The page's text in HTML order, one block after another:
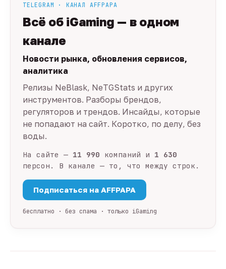
TELEGRAM · КАНАЛ AFFPAPA
Всё об iGaming — в одном
канале
Новости рынка, обновления сервисов,
аналитика
Релизы NeBlask, NeTGStats и других
инструментов. Разборы брендов,
регуляторов и трендов. Инсайды, которые
не попадают на сайт. Коротко, по делу, без
воды.
На сайте — 11 990 компаний и 1 630
персон. В канале — то, что между строк.
Подписаться на AFFPAPA
бесплатно · без спама · только iGaming